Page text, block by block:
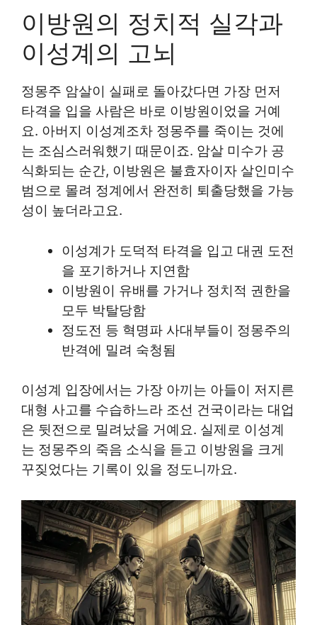
이방원의 정치적 실각과
이성계의 고뇌
정몽주 암살이 실패로 돌아갔다면 가장 먼저
타격을 입을 사람은 바로 이방원이었을 거예
요. 아버지 이성계조차 정몽주를 죽이는 것에
는 조심스러워했기 때문이죠. 암살 미수가 공
식화되는 순간, 이방원은 불효자이자 살인미수
범으로 몰려 정계에서 완전히 퇴출당했을 가능
성이 높더라고요.
이성계가 도덕적 타격을 입고 대권 도전
을 포기하거나 지연함
이방원이 유배를 가거나 정치적 권한을
모두 박탈당함
정도전 등 혁명파 사대부들이 정몽주의
반격에 밀려 숙청됨
이성계 입장에서는 가장 아끼는 아들이 저지른
대형 사고를 수습하느라 조선 건국이라는 대업
은 뒷전으로 밀려났을 거예요. 실제로 이성계
는 정몽주의 죽음 소식을 듣고 이방원을 크게
꾸짖었다는 기록이 있을 정도니까요.